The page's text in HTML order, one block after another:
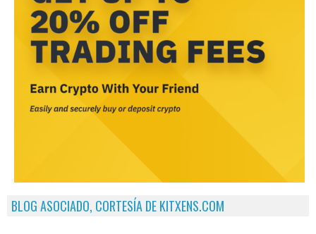
BLOG ASOCIADO, CORTESÍA DE KITXENS.COM